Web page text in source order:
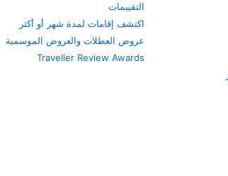
التقييمات
اكتشف إقامات لمدة شهر أو أكثر
عروض العطلات والعروض الموسمية
Traveller Review Awards